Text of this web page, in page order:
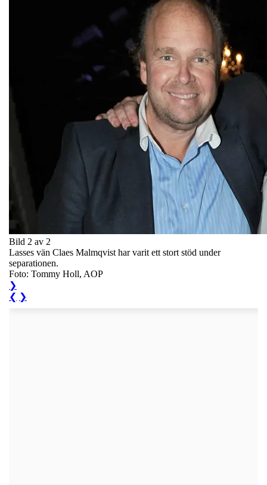
Bild 2 av 2
Lasses vän Claes Malmqvist har varit ett stort stöd under
separationen.
Foto: Tommy Holl, AOP
❯
❮ ❯